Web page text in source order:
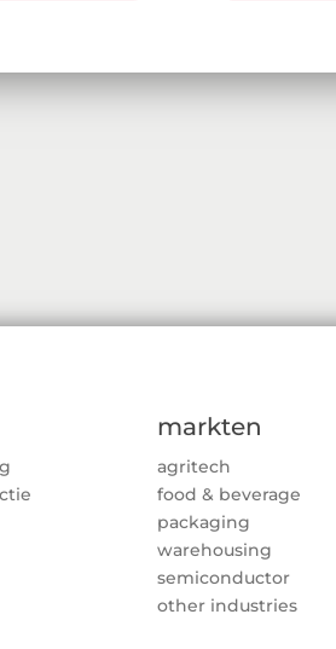
markten
agritech
food & beverage
packaging
warehousing
semiconductor
other industries